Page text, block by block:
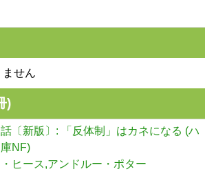
せん
)
〔新版〕: 「反体制」はカネになる (ハ
NF)
ヒース,アンドルー・ポター